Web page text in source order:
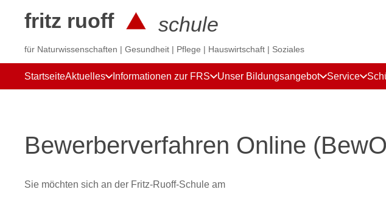
fritz ruoff schule
für Naturwissenschaften | Gesundheit | Pflege | Hauswirtschaft | Soziales
StartseiteAktuelles Informationen zur FRS Unser Bildungsangebot Service
Bewerberverfahren Online
Sie möchten sich an der Fritz-Ruoff-Schule am